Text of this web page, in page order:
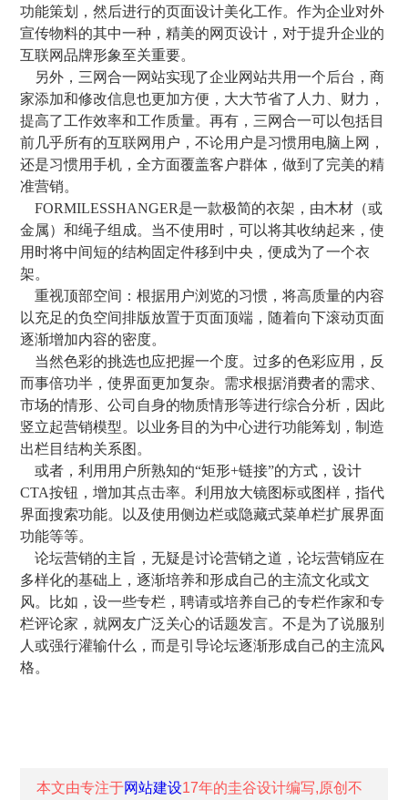
功能策划，然后进行的页面设计美化工作。作为企业对外
宣传物料的其中一种，精美的网页设计，对于提升企业的
互联网品牌形象至关重要。
另外，三网合一网站实现了企业网站共用一个后台，商
家添加和修改信息也更加方便，大大节省了人力、财力，
提高了工作效率和工作质量。再有，三网合一可以包括目
前几乎所有的互联网用户，不论用户是习惯用电脑上网，
还是习惯用手机，全方面覆盖客户群体，做到了完美的精
准营销。
FORMILESSHANGER是一款极简的衣架，由木材（或
金属）和绳子组成。当不使用时，可以将其收纳起来，使
用时将中间短的结构固定件移到中央，便成为了一个衣
架。
重视顶部空间：根据用户浏览的习惯，将高质量的内容
以充足的负空间排版放置于页面顶端，随着向下滚动页面
逐渐增加内容的密度。
当然色彩的挑选也应把握一个度。过多的色彩应用，反
而事倍功半，使界面更加复杂。需求根据消费者的需求、
市场的情形、公司自身的物质情形等进行综合分析，因此
竖立起营销模型。以业务目的为中心进行功能筹划，制造
出栏目结构关系图。
或者，利用用户所熟知的“矩形+链接”的方式，设计
CTA按钮，增加其点击率。利用放大镜图标或图样，指代
界面搜索功能。以及使用侧边栏或隐藏式菜单栏扩展界面
功能等等。
论坛营销的主旨，无疑是讨论营销之道，论坛营销应在
多样化的基础上，逐渐培养和形成自己的主流文化或文
风。比如，设一些专栏，聘请或培养自己的专栏作家和专
栏评论家，就网友广泛关心的话题发言。不是为了说服别
人或强行灌输什么，而是引导论坛逐渐形成自己的主流风
格。
本文由专注于网站建设17年的圭谷设计编写,原创不